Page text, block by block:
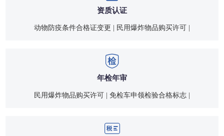
资质认证
动物防疫条件合格证变更 | 民用爆炸物品购买许可 |
年检年审
民用爆炸物品购买许可 | 免检车申领检验合格标志 |